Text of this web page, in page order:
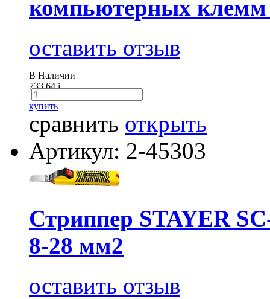
компьютерных клемм
оставить отзыв
В Наличии
733.64i
купить
сравнить открыть
Артикул: 2-45303
Стриппер STAYER
8-28 мм2
оставить отзыв